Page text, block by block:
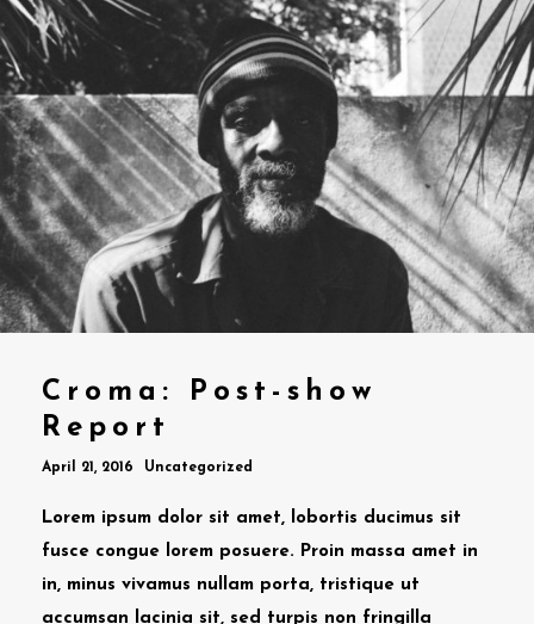
Croma: Post-show
Report
April 21, 2016 Uncategorized
Lorem ipsum dolor sit amet, lobortis ducimus sit
fusce congue lorem posuere. Proin massa amet in
in, minus vivamus nullam porta, tristique ut
accumsan lacinia sit, sed turpis non fringilla